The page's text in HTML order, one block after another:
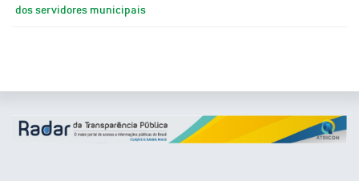
dos servidores municipais